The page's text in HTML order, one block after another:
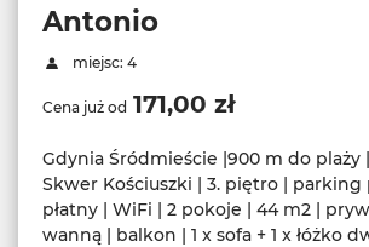
Antonio
miejsc: 4
Cena już od 171,00 zł
Gdynia Śródmieście |900 m do plaży
Skwer Kościuszki | 3. piętro | parking
płatny | WiFi | 2 pokoje | 44 m2 |
wanną | balkon | 1 x sofa + 1 x łóżko